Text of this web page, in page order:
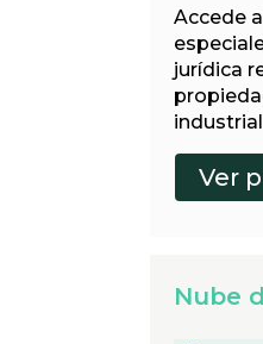
Accede
jurídica
Nube